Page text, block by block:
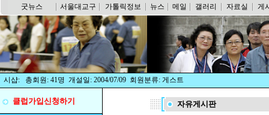
굿뉴스 서울대교구 가톨릭정보 뉴스 메일 갤러리 자료실 게
시샵: 총회원: 41명 개설일: 2004/07/09 회원분류: 게스트
클럽가입신청하기 자유게시판